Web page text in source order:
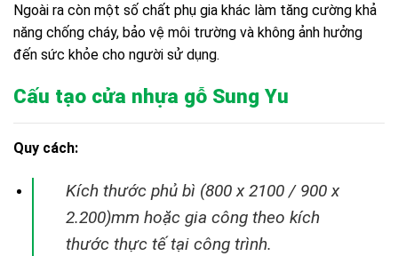
Ngoài ra còn một số chất phụ gia khác làm tăng cường khả
năng chống cháy, bảo vệ môi trường và không ảnh hưởng
đến sức khỏe cho người sử dụng.
Cấu tạo cửa nhựa gỗ Sung Yu
Quy cách:
Kích thước phủ bì (800 x 2100 / 900 x
2.200)mm hoặc gia công theo kích
thước thực tế tại công trình.